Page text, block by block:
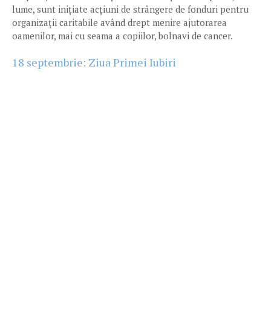
lume, sunt inițiate acțiuni de strângere de fonduri pentru
organizații caritabile având drept menire ajutorarea
oamenilor, mai cu seama a copiilor, bolnavi de cancer.
18 septembrie: Ziua Primei Iubiri